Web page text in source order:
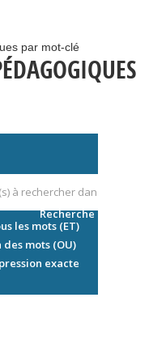
par mot-clé
les mots (ET)
des mots (OU)
exacte
Recherche avancée